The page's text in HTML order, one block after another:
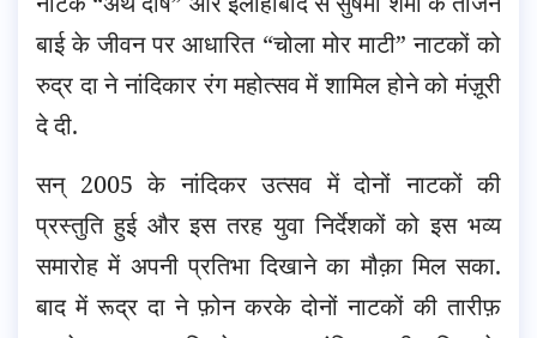
बाई के जीवन पर आधारित “चोला मोर माटी” नाटकों को
रुद्र दा ने नांदिकार रंग महोत्सव में शामिल होने को मंज़ूरी
दे दी.
सन् 2005 के नांदिकर उत्सव में दोनों नाटकों की
प्रस्तुति हुई और इस तरह युवा निर्देशकों को इस भव्य
समारोह में अपनी प्रतिभा दिखाने का मौक़ा मिल सका.
बाद में रूद्र दा ने फ़ोन करके दोनों नाटकों की तारीफ़